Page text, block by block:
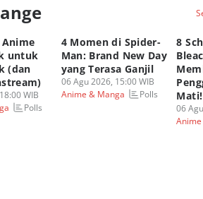
untuk
(dan
WIB
Polls
4 Momen di Spider-
Man: Brand New Day
yang Terasa Ganjil
06 Agu 2026, 15:00 WIB
Anime & Manga
Polls
8
Mati!
06
Anime